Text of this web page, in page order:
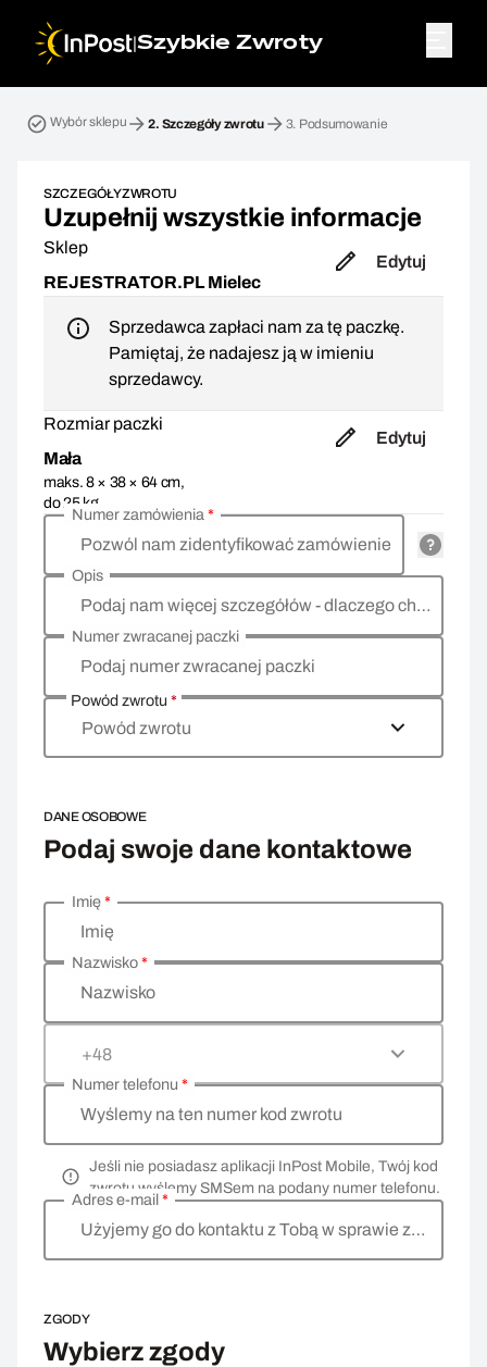
|Szybkie Zwroty
Wybór sklepu 2. Szczegóły zwrotu 3. Podsumowanie
SZCZEGÓŁY ZWROTU
Uzupełnij wszystkie informacje
Sklep
REJESTRATOR.PL Mielec
Edytuj
Sprzedawca zapłaci nam za tę paczkę.
Pamiętaj, że nadajesz ją w imieniu
sprzedawcy.
Rozmiar paczki
Mała
maks. 8 × 38 × 64 cm,
do 25 kg
Edytuj
Pozwól nam zidentyfikować zamówienie
Numer zamówienia*
Podaj nam więcej szczegółów - dlaczego chcesz zwrócić towar, co jest powodem?
Opis
Podaj numer zwracanej paczki
Numer zwracanej paczki
Powód zwrotu*
Powód zwrotu
DANE OSOBOWE
Podaj swoje dane kontaktowe
Wprowadź swoje dane osobowe
Imię
Imię*
Nazwisko
Nazwisko*
+48
Wyślemy na ten numer kod zwrotu
Numer telefonu *
Jeśli nie posiadasz aplikacji InPost Mobile, Twój kod
zwrotu wyślemy SMSem na podany numer telefonu.
Użyjemy go do kontaktu z Tobą w sprawie zwrotu
Adres e-mail *
ZGODY
Wybierz zgody